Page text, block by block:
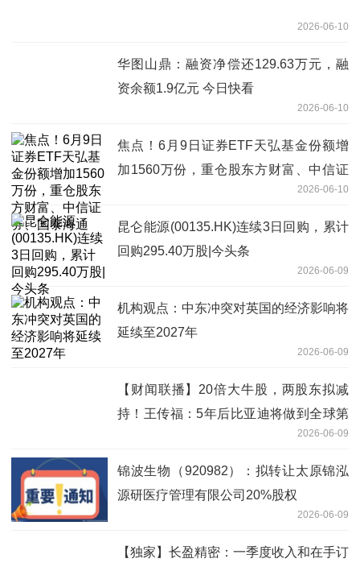
2026-06-10
华图山鼎：融资净偿还129.63万元，融
资余额1.9亿元 今日快看
2026-06-10
焦点！6月9日证券ETF天弘基金份额增
加1560万份，重仓股东方财富、中信证
2026-06-10
昆仑能源(00135.HK)连续3日回购，累计
回购295.40万股|今头条
2026-06-09
机构观点：中东冲突对英国的经济影响将
延续至2027年
2026-06-09
【财闻联播】20倍大牛股，两股东拟减
持！王传福：5年后比亚迪将做到全球第
2026-06-09
锦波生物（920982）：拟转让太原锦泓
源研医疗管理有限公司20%股权
2026-06-09
【独家】长盈精密：一季度收入和在手订